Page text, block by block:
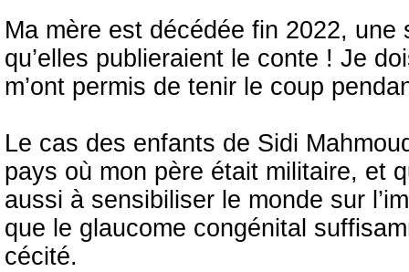
Ma mère est décédée fin 2022, une
qu’elles publieraient le conte ! Je
m’ont permis de tenir le coup
Le cas des enfants de Sidi
pays où mon père était militaire, et
aussi à sensibiliser le monde sur
que le glaucome congénital
cécité.